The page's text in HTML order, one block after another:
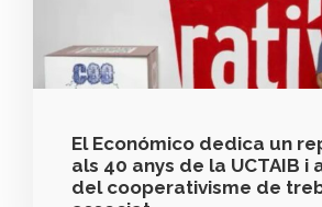
El Económico dedica un
als 40 anys de la UCTAIB i
del cooperativisme de